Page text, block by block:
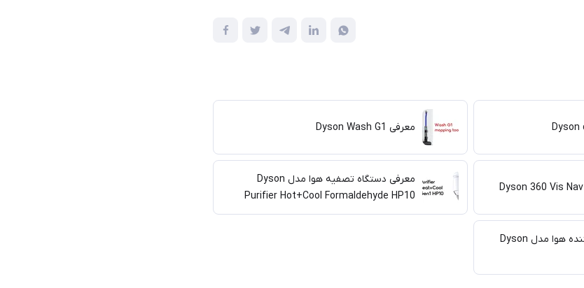
معرفی Dyson Wash G1
معرفی دستگاه تصفیه هوا مدل Dyson
Purifier Hot+Cool Formaldehyde HP10
معرفی پنکه تصفیه کننده هوا مدل Dyson